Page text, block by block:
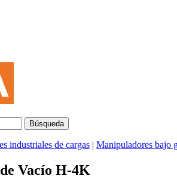
industriales de cargas | Manipuladores
Vacío H-4K